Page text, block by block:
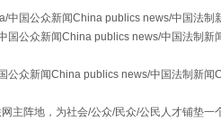
"炒鞋教程"里的骗局
国公众新闻China publics news/中国法
公众新闻China publics news/中国法制
众新闻China publics news/中国法制新
主阵地，为社会/公众/民众/公民人才铺垫